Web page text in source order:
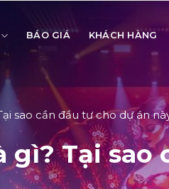
BÁO GIÁ KHÁCH HÀNG
sao cần đầu tư cho dự án
Tại sao